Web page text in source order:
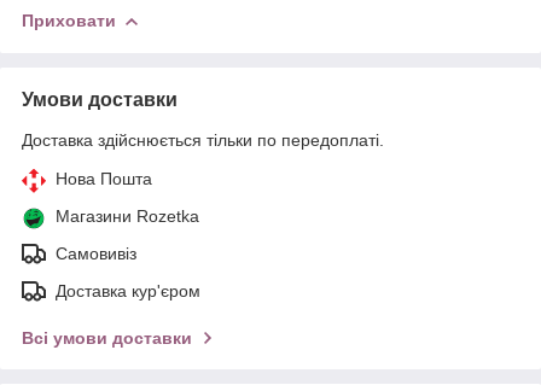
Приховати
Умови доставки
Доставка здійснюється тільки по передоплаті.
Нова Пошта
Магазини Rozetka
Самовивіз
Доставка кур'єром
Всі умови доставки